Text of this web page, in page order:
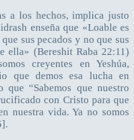
a los hechos, implica justo
enseña que «Loable es
sus pecados y no que sus
ella» (Bereshit Raba 22:11)
creyentes en Yeshúa,
que demos esa lucha en
que “Sabemos que nuestro
con Cristo para que
nuestra vida. Ya no somos